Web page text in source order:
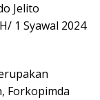
Jelito
1 Syawal 2024
Forkopimda